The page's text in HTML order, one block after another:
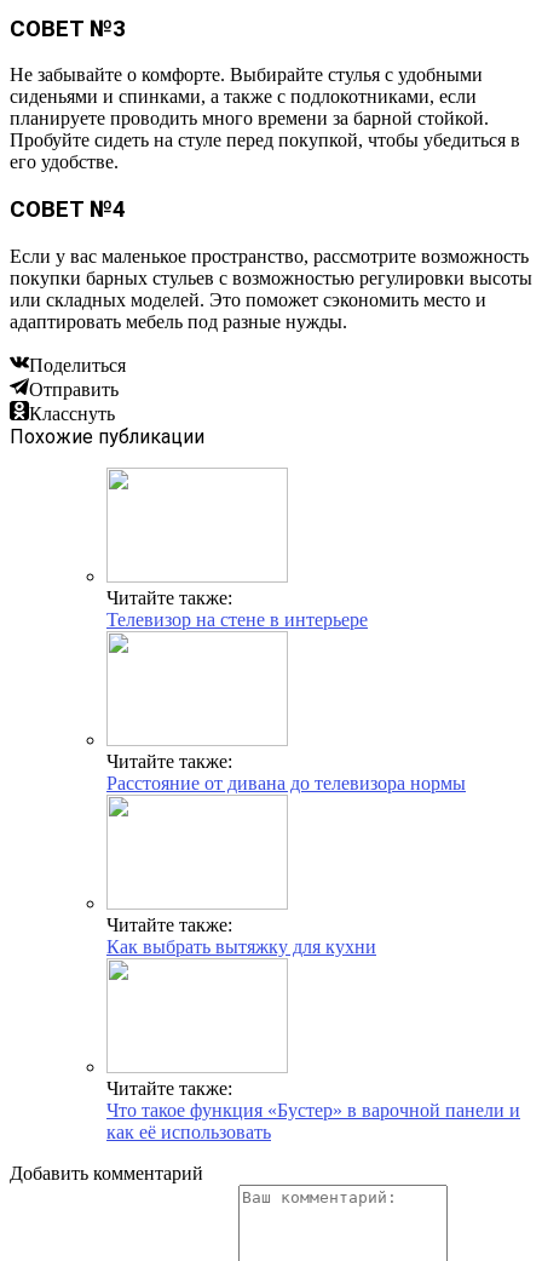
СОВЕТ №3
Не забывайте о комфорте. Выбирайте стулья с удобными
сиденьями и спинками, а также с подлокотниками, если
планируете проводить много времени за барной стойкой.
Пробуйте сидеть на стуле перед покупкой, чтобы убедиться в
его удобстве.
СОВЕТ №4
Если у вас маленькое пространство, рассмотрите возможность
покупки барных стульев с возможностью регулировки высоты
или складных моделей. Это поможет сэкономить место и
адаптировать мебель под разные нужды.
Поделиться
Отправить
Класснуть
Похожие публикации
Читайте также:
Телевизор на стене в интерьере
Читайте также:
Расстояние от дивана до телевизора нормы
Читайте также:
Как выбрать вытяжку для кухни
Читайте также:
Что такое функция «Бустер» в варочной панели и
как её использовать
Добавить комментарий